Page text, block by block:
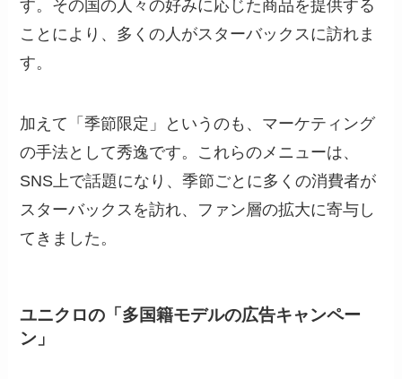
す。その国の人々の好みに応じた商品を提供する
ことにより、多くの人がスターバックスに訪れま
す。
加えて「季節限定」というのも、マーケティング
の手法として秀逸です。これらのメニューは、
SNS上で話題になり、季節ごとに多くの消費者が
スターバックスを訪れ、ファン層の拡大に寄与し
てきました。
ユニクロの「多国籍モデルの広告キャンペー
ン」